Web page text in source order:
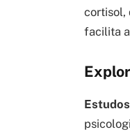
cortisol,
facilita